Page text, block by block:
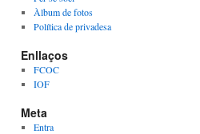
Àlbum de fotos
Política de privadesa
Enllaços
FCOC
IOF
Meta
Entra